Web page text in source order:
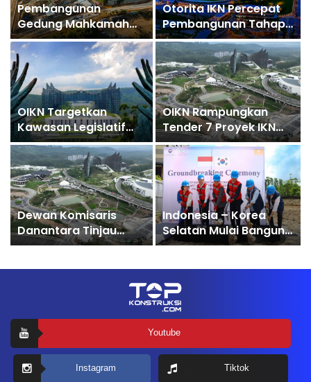
Pembangunan
Gedung Mahkamah
Konstitusi di IKN Capai
Progres 12,41%, Target
Rampung Akhir 2027
Otorita IKN Percepat
Pembangunan Tahap
II, Wujudkan IKN
Sebagai Ibu Kota
Politik pada Tahun
2028
OIKN Targetkan
Kawasan Legislatif
dan Yudikatif IKN
Rampung Akhir 2027,
Ajukan Tambahan
Anggaran Rp2,7 Triliun
OIKN Rampungkan
Tender 7 Proyek IKN
Senilai Rp11,8 Triliun
Dewan Komisaris
Danantara Tinjau
Proyek Hutama Karya
Indonesia – Korea
Selatan Mulai Bangun
Smart City
Youtube
Instagram Tiktok